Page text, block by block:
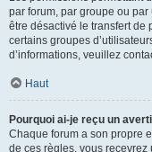
par forum, par groupe ou
être désactivé le transfert de
certains groupes
d’informations, veuillez
Haut
Pourquoi ai-je reçu un
Chaque forum a son propre
de ces règles, vous recevrez